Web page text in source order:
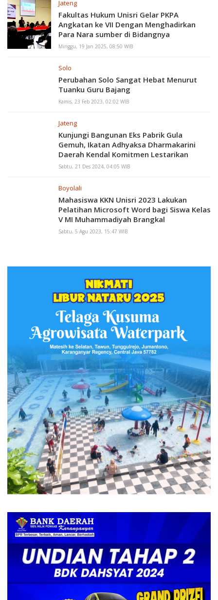
Jateng
Fakultas Hukum Unisri Gelar PKPA
Angkatan ke VII Dengan Menghadirkan
Para Nara sumber di Bidangnya
Minggu, 19 Jan 2025, 08:50 WIB
Solo
Perubahan Solo Sangat Hebat Menurut
Tuanku Guru Bajang
Kamis, 23 Feb 2023, 02:02 WIB
Jateng
Kunjungi Bangunan Eks Pabrik Gula
Gemuh, Ikatan Adhyaksa Dharmakarini
Daerah Kendal Komitmen Lestarikan
Cagar Budaya
Sabtu, 21 Des 2024, 04:05 WIB
Boyolali
Mahasiswa KKN Unisri 2023 Lakukan
Pelatihan Microsoft Word bagi Siswa Kelas
V MI Muhammadiyah Brangkal
Sabtu, 5 Agu 2023, 15:47 WIB